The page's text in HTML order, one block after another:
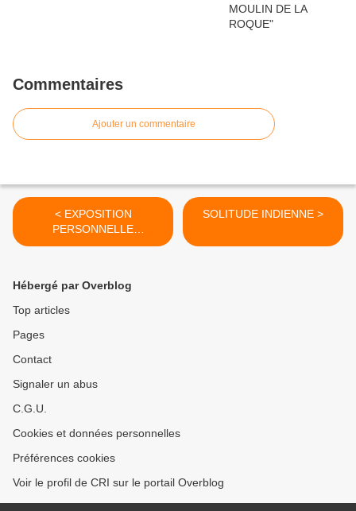
Commentaires
Ajouter un commentaire
< EXPOSITION
PERSONNELLE
MUTUELLE VERTE
SOLITUDE INDIENNE >
Hébergé par Overblog
Top articles
Pages
Contact
Signaler un abus
C.G.U.
Cookies et données personnelles
Préférences cookies
Voir le profil de CRI sur le portail Overblog